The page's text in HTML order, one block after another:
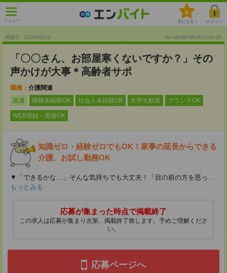
メニュー
0
気になる！ ログイン
掲載日 :2026/08/03 No.MANPWK903109-06
「〇〇さん、お部屋寒くないですか？」その
声かけが大事＊高齢者サポ
職種： 介護関連
派遣
職種未経験OK 社会人未経験OK 大学生歓迎 ブランクOK
WEB登録・面接OK
知識ゼロ・経験ゼロでもOK！家事の延長からできる
介護、お試し勤務OK
▼「できるかな…」そんな気持ちでも大丈夫！「目の前の方を思っ ...
もっとみる
応募が集まった時点で掲載終了
この求人は応募が集まり次第、掲載終了致します。予めご理解くださ
い。
応募ページへ